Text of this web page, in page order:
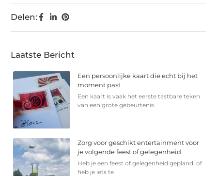
Delen:
Laatste Bericht
Een persoonlijke kaart die echt bij het
moment past
Een kaart is vaak het eerste tastbare teken
van een grote gebeurtenis.
Zorg voor geschikt entertainment voor
je volgende feest of gelegenheid
Heb je een feest of gelegenheid gepland, of
heb je iets te